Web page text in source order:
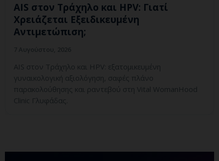
AIS στον Τράχηλο και HPV: Γιατί
Χρειάζεται Εξειδικευμένη
Αντιμετώπιση;
AIS στον Τράχηλο και HPV: εξατομικευμένη
γυναικολογική αξιολόγηση, σαφές πλάνο
παρακολούθησης και ραντεβού στη Vital WomanHood
Clinic Γλυφάδας.